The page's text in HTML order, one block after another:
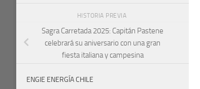
HISTORIA PREVIA
Sagra Carretada 2025: Capitán Pastene
celebrará su aniversario con una gran
fiesta italiana y campesina
ENGIE ENERGÍA CHILE